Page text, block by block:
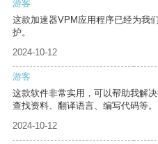
游客
这款加速器VPM应用程序已经为我
护。
2024-10-12
游客
这款软件非常实用，可以帮助我解
查找资料、翻译语言、编写代码等。
2024-10-12